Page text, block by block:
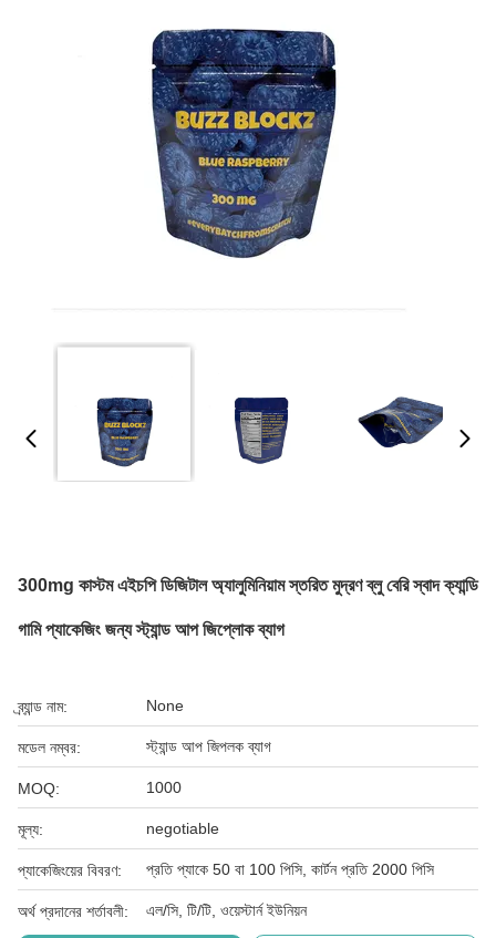
300mg কাস্টম এইচপি ডিজিটাল অ্যালুমিনিয়াম স্তরিত মুদ্রণ ব্লু বেরি স্বাদ ক্যান্ডি
গামি প্যাকেজিং জন্য স্ট্যান্ড আপ জিপ্লোক ব্যাগ
ব্র্যান্ড নাম: None
মডেল নম্বর: স্ট্যান্ড আপ জিপলক ব্যাগ
MOQ: 1000
মূল্য: negotiable
প্যাকেজিংয়ের বিবরণ: প্রতি প্যাকে 50 বা 100 পিসি, কার্টন প্রতি 2000 পিসি
অর্থ প্রদানের শর্তাবলী: এল/সি, টি/টি, ওয়েস্টার্ন ইউনিয়ন